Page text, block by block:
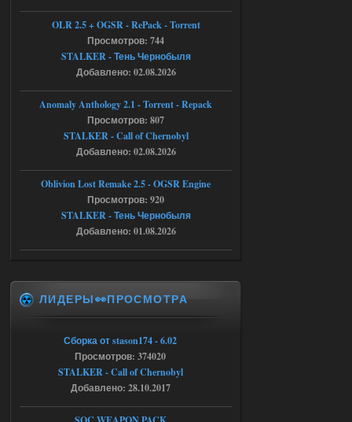
Тайна Зоны - Remaster 2026
AndreySA
патч я установил после
установки мода, да, ладно,
наверное вы правы придется ожидать
чудо))
Ответить ➤
Тайна Зоны - Remaster 2026
20:50
Stalker-Mods-Clan-su
Доступно только для пользователей
AndreySA
[05.08.26
FATAL ERROR
[error]Expression : FATAL ERROR
[error]Function :
CScriptEngine::lua_pcall_failed
[error]File : D:\a\OGSR-
Engine\OGSR-
Engine\ogsr_engine\COMMON_AI\scrip
OLR 2.5 + OGSR - RePack - Torrent
Просмотров: 744
STALKER - Тень Чернобыля
Добавлено: 02.08.2026
Anomaly Anthology 2.1 - Torrent - Repack
Просмотров: 807
STALKER - Call of Chernobyl
Добавлено: 02.08.2026
Oblivion Lost Remake 2.5 - OGSR Engine
Просмотров: 920
STALKER - Тень Чернобыля
Добавлено: 01.08.2026
ЛИДЕРЫ👀ПРОСМОТРА
Сборка от stason174 - 6.02
Просмотров: 374020
STALKER - Call of Chernobyl
Добавлено: 28.10.2017